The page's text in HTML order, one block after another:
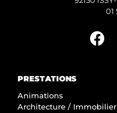
01
PRESTATIONS
Animations
Architecture / Immobilier